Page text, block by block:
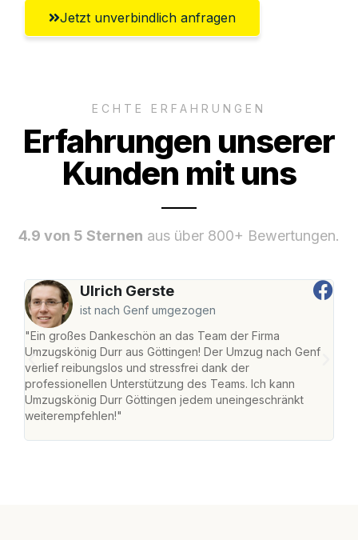
Jetzt unverbindlich anfragen
ECHTE ERFAHRUNGEN
Erfahrungen unserer
Kunden mit uns
4.9 von 5 Sternen aus über 800+ Bewertungen.
Ulrich Gerste
ist nach Genf umgezogen
"Ein großes Dankeschön an das Team der Firma
Umzugskönig Durr aus Göttingen! Der Umzug nach Genf
verlief reibungslos und stressfrei dank der
professionellen Unterstützung des Teams. Ich kann
Umzugskönig Durr Göttingen jedem uneingeschränkt
weiterempfehlen!"